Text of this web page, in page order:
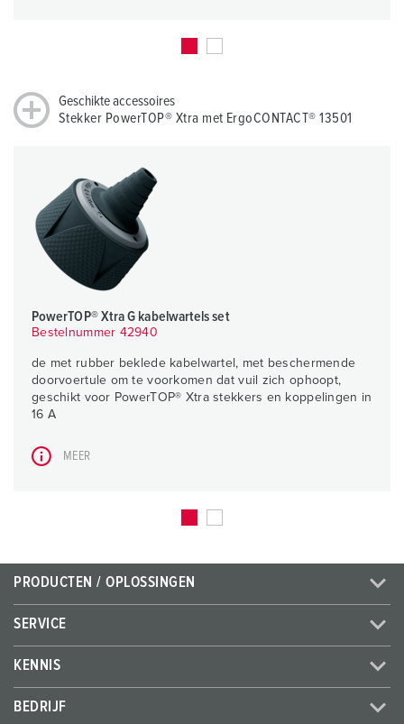
Geschikte accessoires
Stekker PowerTOP® Xtra met ErgoCONTACT® 13501
PowerTOP® Xtra G kabelwartels set
Bestelnummer 42940
de met rubber beklede kabelwartel, met beschermende
doorvoertule om te voorkomen dat vuil zich ophoopt,
geschikt voor PowerTOP® Xtra stekkers en koppelingen in
16 A
MEER
PRODUCTEN / OPLOSSINGEN
SERVICE
KENNIS
BEDRIJF